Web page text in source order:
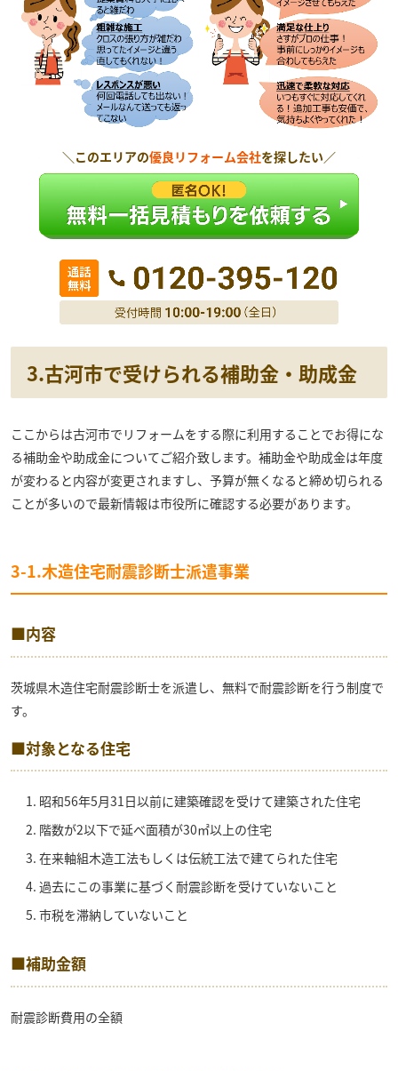
＼このエリアの優良リフォーム会社を探したい／
3.古河市で受けられる補助金・助成金
ここからは古河市でリフォームをする際に利用することでお得にな
る補助金や助成金についてご紹介致します。補助金や助成金は年度
が変わると内容が変更されますし、予算が無くなると締め切られる
ことが多いので最新情報は市役所に確認する必要があります。
3-1.木造住宅耐震診断士派遣事業
■内容
茨城県木造住宅耐震診断士を派遣し、無料で耐震診断を行う制度で
す。
■対象となる住宅
昭和56年5月31日以前に建築確認を受けて建築された住宅
階数が2以下で延べ面積が30㎡以上の住宅
在来軸組木造工法もしくは伝統工法で建てられた住宅
過去にこの事業に基づく耐震診断を受けていないこと
市税を滞納していないこと
■補助金額
耐震診断費用の全額